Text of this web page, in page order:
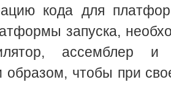
кода для
запуска,
ассемблер и
образом, чтобы при